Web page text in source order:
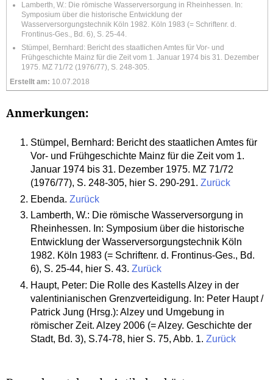
Lamberth, W.: Die römische Wasserversorgung in Rheinhessen. In:
Symposium über die historische Entwicklung der
Wasserversorgungstechnik Köln 1982. Köln 1983 (= Schriftenr. d.
Frontinus-Ges., Bd. 6), S. 25-44.
Stümpel, Bernhard: Bericht des staatlichen Amtes für Vor- und
Frühgeschichte Mainz für die Zeit vom 1. Januar 1974 bis 31. Dezember
1975. MZ 71/72 (1976/77), S. 248-305.
Erstellt am: 10.07.2018
Anmerkungen:
Stümpel, Bernhard: Bericht des staatlichen Amtes für
Vor- und Frühgeschichte Mainz für die Zeit vom 1.
Januar 1974 bis 31. Dezember 1975. MZ 71/72
(1976/77), S. 248-305, hier S. 290-291. Zurück
Ebenda. Zurück
Lamberth, W.: Die römische Wasserversorgung in
Rheinhessen. In: Symposium über die historische
Entwicklung der Wasserversorgungstechnik Köln
1982. Köln 1983 (= Schriftenr. d. Frontinus-Ges., Bd.
6), S. 25-44, hier S. 43. Zurück
Haupt, Peter: Die Rolle des Kastells Alzey in der
valentinianischen Grenzverteidigung. In: Peter Haupt /
Patrick Jung (Hrsg.): Alzey und Umgebung in
römischer Zeit. Alzey 2006 (= Alzey. Geschichte der
Stadt, Bd. 3), S.74-78, hier S. 75, Abb. 1. Zurück